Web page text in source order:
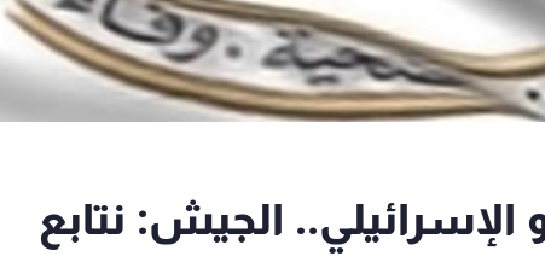
الجيش: نتابع